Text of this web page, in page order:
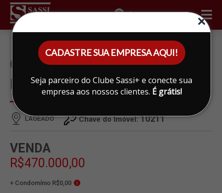
CADASTRE SUA EMPRESA AQUI!
Seja parceiro do Clube Sassi+ e conecte sua
empresa aos nossos clientes. É grátis!
ÁREA DO CLIENTE
CHACARA À VENDA EM
LAGEADO, LIMEIRA
LAGEADO Chave do Imóvel:10211
VENDA
R$470.000,00
+ Condomínio R$0,00 i